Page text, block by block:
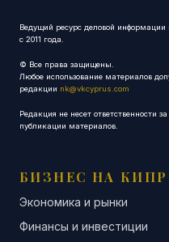
Ведущий ресурс деловой
с 2011 года.
© Все права защищены.
Любое использование материалов
редакции nk@vkcyprus.com
Редакция не несет ответственности
публикации материалов.
БИЗНЕС НА
Экономика и рынки
Финансы и инвестиции